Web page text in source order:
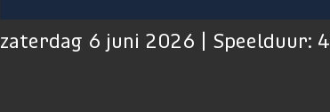
zaterdag 6 juni 2026 | Speelduur: